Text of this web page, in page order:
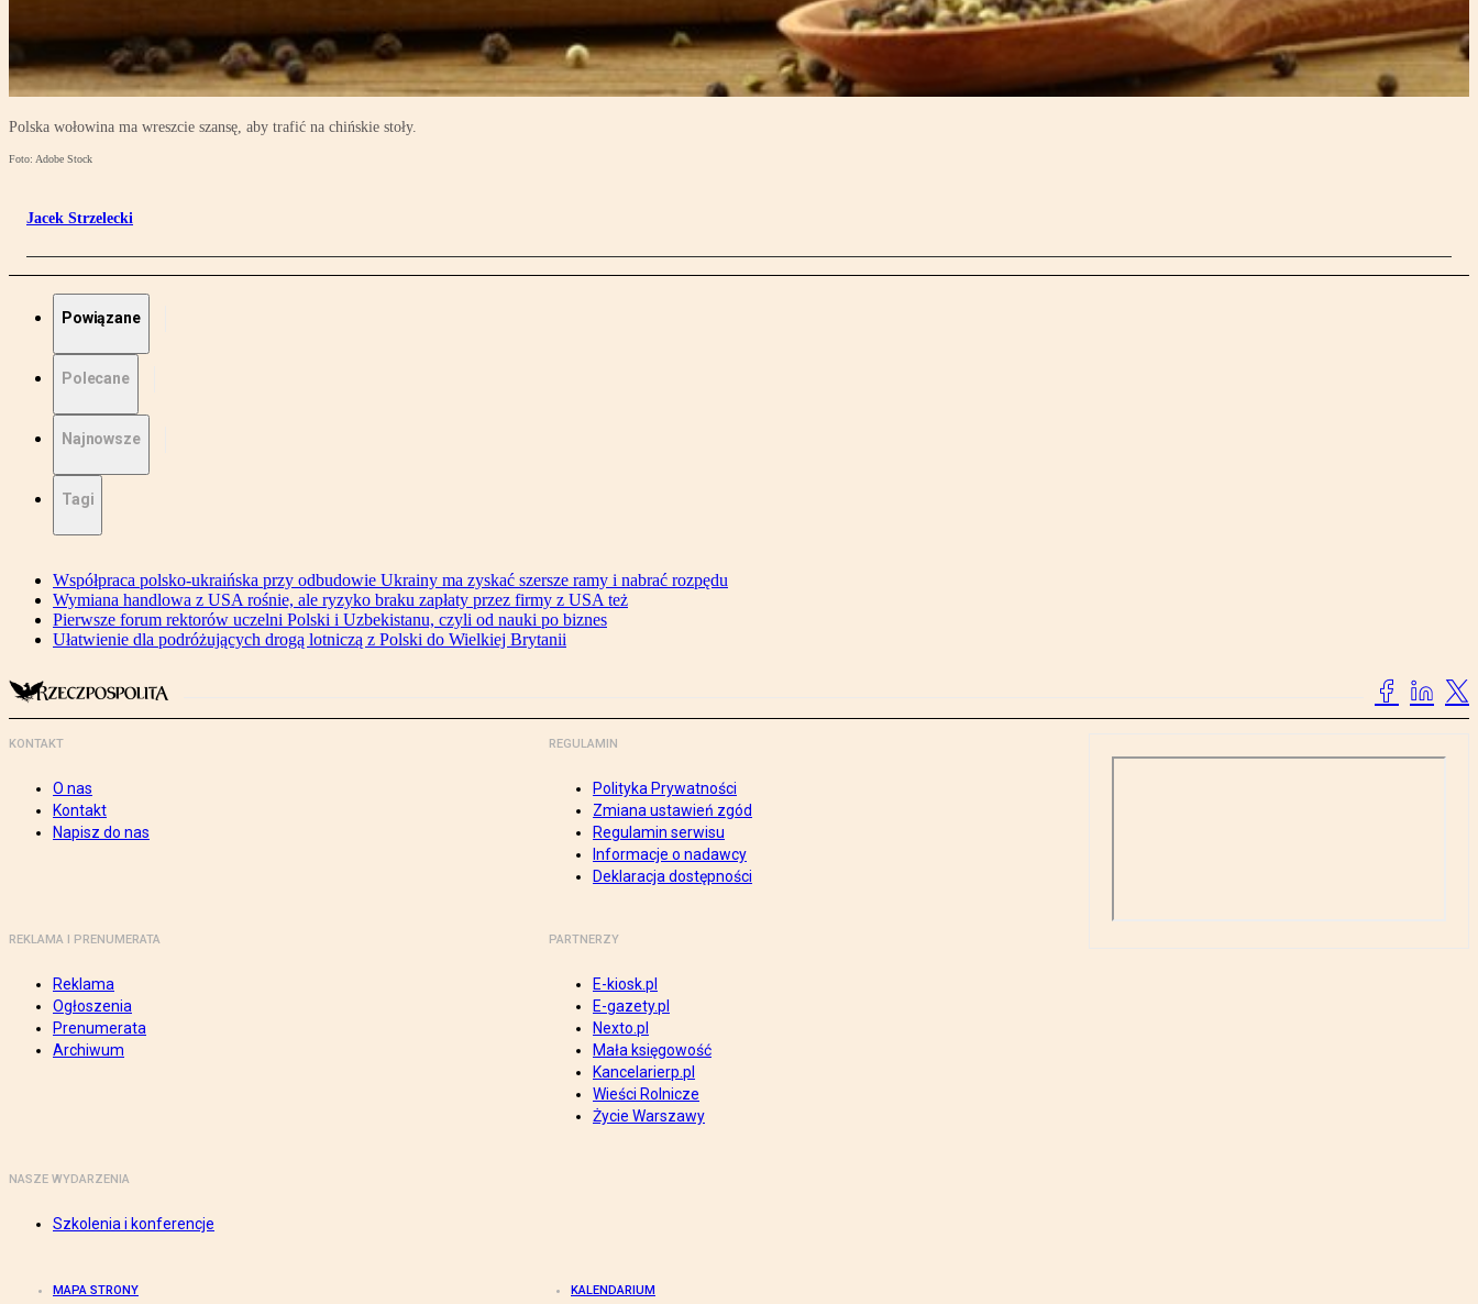
Polska wołowina ma wreszcie szansę, aby trafić na chińskie stoły.
Foto: Adobe Stock
Jacek Strzelecki
Powiązane
Polecane
Najnowsze
Tagi
Współpraca polsko-ukraińska przy odbudowie Ukrainy ma zyskać szersze ramy i nabrać rozpędu
Wymiana handlowa z USA rośnie, ale ryzyko braku zapłaty przez firmy z USA też
Pierwsze forum rektorów uczelni Polski i Uzbekistanu, czyli od nauki po biznes
Ułatwienie dla podróżujących drogą lotniczą z Polski do Wielkiej Brytanii
KONTAKT
O nas
Kontakt
Napisz do nas
REGULAMIN
Polityka Prywatności
Zmiana ustawień zgód
Regulamin serwisu
Informacje o nadawcy
Deklaracja dostępności
REKLAMA I PRENUMERATA
Reklama
Ogłoszenia
Prenumerata
Archiwum
PARTNERZY
E-kiosk.pl
E-gazety.pl
Nexto.pl
Mała księgowość
Kancelarierp.pl
Wieści Rolnicze
Życie Warszawy
NASZE WYDARZENIA
Szkolenia i konferencje
MAPA STRONY KALENDARIUM